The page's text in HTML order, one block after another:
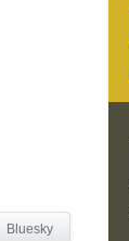
Bluesky